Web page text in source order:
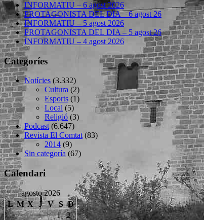
INFORMATIU – 6 agost 2026
PROTAGONISTA DEL DIA – 6 agost 26
INFORMATIU – 5 agost 2026
PROTAGONISTA DEL DIA – 5 agost 26
INFORMATIU – 4 agost 2026
Categoríes
Notícies (3.332)
Cultura (2)
Esports (1)
Local (5)
Religió (3)
Podcast(6.647)
Revista El Comtat(83)
2014 (9)
Sin categoría (67)
Calendari
agosto 2026
L M X J V S D
1
2